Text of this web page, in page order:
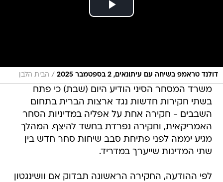
דולנד טראמפ בשיחה עם עיתונאים, 2 בספטמבר 2025 / הבית הלבן
משרד המסחר הסיני הודיע היום (שבת) כי פתח
בשתי חקירות חדשות נגד ארצות הברית בתחום
השבבים - חקירה אחת על אפליה במדיניות הסחר
האמריקאית, וחקירה נפרדת בחשד להיצף. המהלך
מגיע יממה לפני פתיחת סבב שיחות סחר חדש בין
שתי המדינות שייערך במדריד.
לפי ההודעה, החקירה הראשונה תבדוק אם וושינגטון